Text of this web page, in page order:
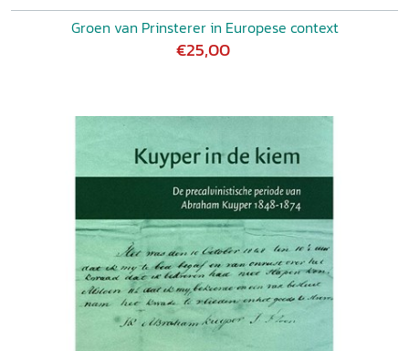
Groen van Prinsterer in Europese context
€25,00